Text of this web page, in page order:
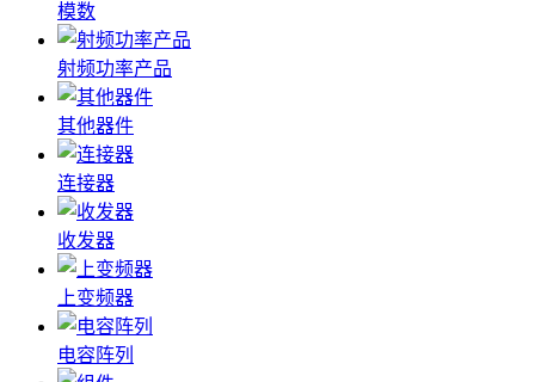
模数
射频功率产品
其他器件
连接器
收发器
上变频器
电容阵列